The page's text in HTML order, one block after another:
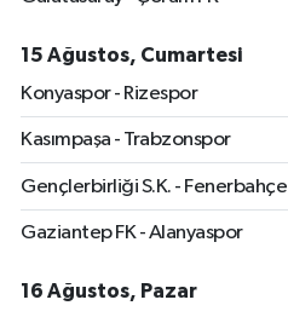
15 Ağustos, Cumartesi
Konyaspor - Rizespor
Kasımpaşa - Trabzonspor
Gençlerbirliği S.K. - Fenerbahçe
Gaziantep FK - Alanyaspor
16 Ağustos, Pazar